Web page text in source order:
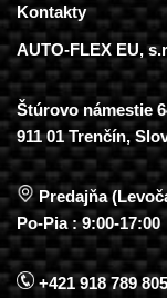
Kontakty
AUTO-FLEX EU,
Štúrovo námestie
911 01 Trenčín,
Predajňa
Po-Pia : 9:00-17:00
+421 918 789 805